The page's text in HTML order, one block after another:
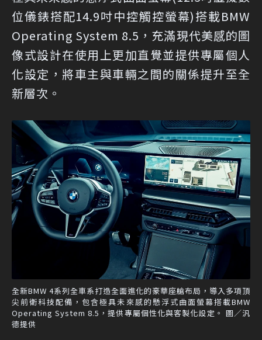
位儀錶搭配14.9吋中控觸控螢幕)搭載BMW
Operating System 8.5，充滿現代美感的圖
像式設計在使用上更加直覺並提供專屬個人
化設定，將車主與車輛之間的關係提升至全
新層次。
全新BMW 4系列全車系打造全面進化的豪華座艙布局，導入多項頂
尖前衛科技配備，包含極具未來感的懸浮式曲面螢幕搭載BMW
Operating System 8.5，提供專屬個性化與客製化設定。 圖／汎
德提供